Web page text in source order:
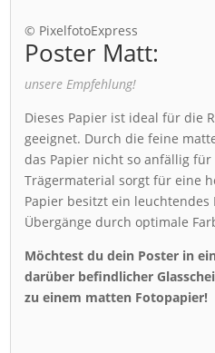
© PixelfotoExpress
Poster Matt:
unsere Empfehlung!
Dieses Papier ist ideal für die
geeignet. Durch die feine
das Papier nicht so anfällig für
Trägermaterial sorgt für eine
Papier besitzt ein
Übergänge durch optimale
Möchtest du dein Poster in
darüber befindlicher
zu einem matten Fotopapier!